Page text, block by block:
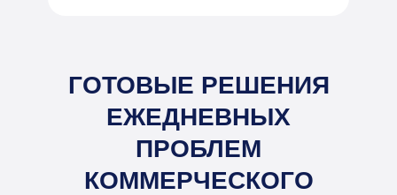
ГОТОВЫЕ РЕШЕНИЯ
ЕЖЕДНЕВНЫХ
ПРОБЛЕМ
КОММЕРЧЕСКОГО